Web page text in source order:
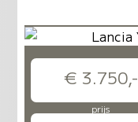
€ 3.750,-
prijs